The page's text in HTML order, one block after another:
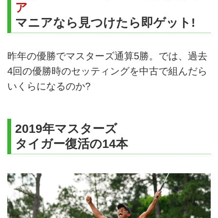
ア
マニアなら見つけたら即ゲット!
昨年の優勝でマスターズ通算5勝。では、過去
4回の優勝時のセッティングを中古で組んだら
いくらになるのか?
2019年マスターズ
タイガー復活の14本